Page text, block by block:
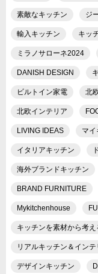
素敵なキッチン ジ
輸入キッチン キッ
ミラノサローネ2024
DANISH DESIGN
ビルトイン家電 北
北欧インテリア
LIVING IDEAS マイ
イタリアキッチン
海外ブランドキッチン
BRAND FURNITURE
Mykitchenhouse
キッチンを素材から考え
リアルキッチン＆インテ
デザインキッチン